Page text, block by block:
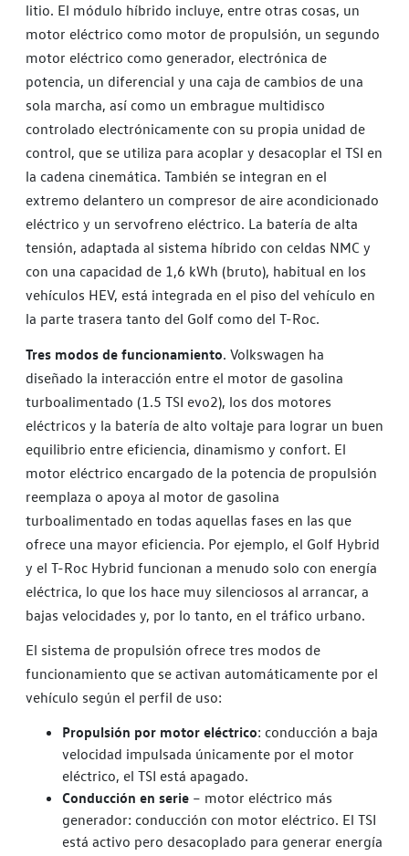
litio. El módulo híbrido incluye, entre otras cosas, un
motor eléctrico como motor de propulsión, un segundo
motor eléctrico como generador, electrónica de
potencia, un diferencial y una caja de cambios de una
sola marcha, así como un embrague multidisco
controlado electrónicamente con su propia unidad de
control, que se utiliza para acoplar y desacoplar el TSI en
la cadena cinemática. También se integran en el
extremo delantero un compresor de aire acondicionado
eléctrico y un servofreno eléctrico. La batería de alta
tensión, adaptada al sistema híbrido con celdas NMC y
con una capacidad de 1,6 kWh (bruto), habitual en los
vehículos HEV, está integrada en el piso del vehículo en
la parte trasera tanto del Golf como del T-Roc.
Tres modos de funcionamiento. Volkswagen ha
diseñado la interacción entre el motor de gasolina
turboalimentado (1.5 TSI evo2), los dos motores
eléctricos y la batería de alto voltaje para lograr un buen
equilibrio entre eficiencia, dinamismo y confort. El
motor eléctrico encargado de la potencia de propulsión
reemplaza o apoya al motor de gasolina
turboalimentado en todas aquellas fases en las que
ofrece una mayor eficiencia. Por ejemplo, el Golf Hybrid
y el T-Roc Hybrid funcionan a menudo solo con energía
eléctrica, lo que los hace muy silenciosos al arrancar, a
bajas velocidades y, por lo tanto, en el tráfico urbano.
El sistema de propulsión ofrece tres modos de
funcionamiento que se activan automáticamente por el
vehículo según el perfil de uso:
Propulsión por motor eléctrico: conducción a baja
velocidad impulsada únicamente por el motor
eléctrico, el TSI está apagado.
Conducción en serie – motor eléctrico más
generador: conducción con motor eléctrico. El TSI
está activo pero desacoplado para generar energía